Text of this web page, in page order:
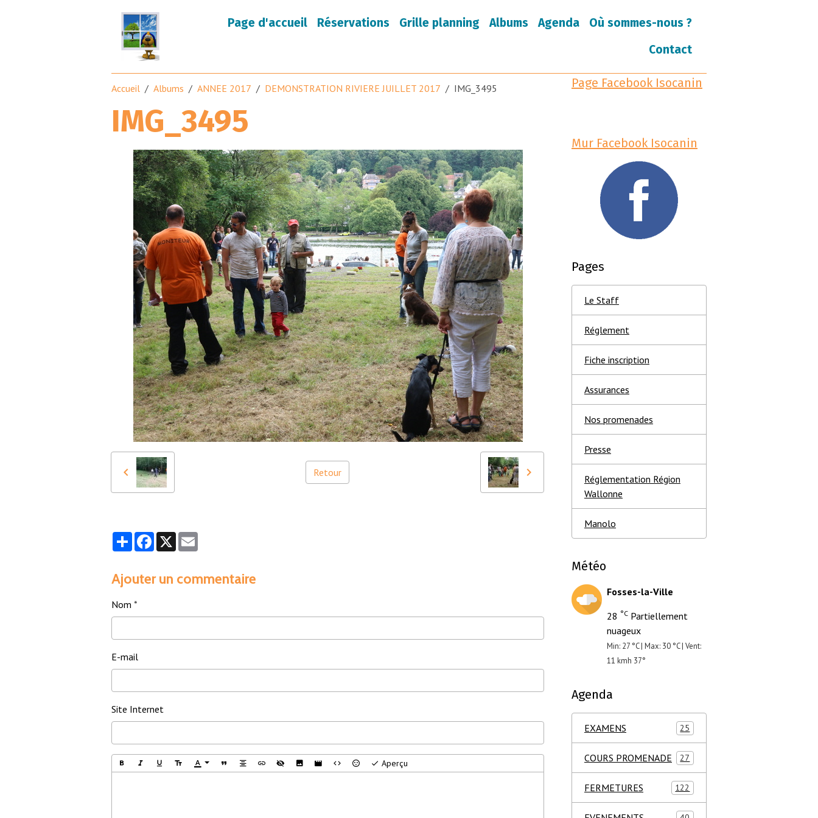
Page d'accueil Réservations Grille planning Albums Agenda
Où sommes-nous ?
Contact
Accueil Albums ANNEE 2017 DEMONSTRATION RIVIERE JUILLET 2017 IMG_3495
IMG_3495
Retour
PartagerFacebook
X
Ajouter un commentaire
Nom
E-mail
Site Internet
Aperçu
Page Facebook Isocanin
Mur Facebook Isocanin
Pages
Le Staff
Réglement
Fiche inscription
Assurances
Nos promenades
Presse
Réglementation Région
Wallonne
Manolo
Météo
Fosses-la-Ville
28 °C Partiellement
nuageux
Min: 27 °C | Max: 30 °C | Vent:
11 kmh 37°
Agenda
EXAMENS 25
COURS PROMENADE 27
FERMETURES 122